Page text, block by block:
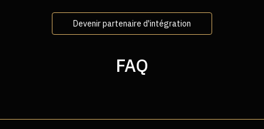
Devenir partenaire d'intégration
FAQ